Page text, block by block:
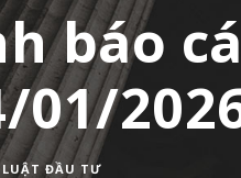
báo
01/
LUẬT ĐẦU TƯ